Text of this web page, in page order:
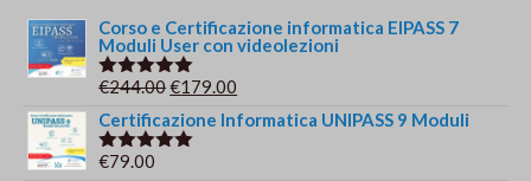
Corso e Certificazione informatica EIPASS 7
Moduli User con videolezioni
Valutato
€244.00Il
prezzo
originale
€179.00
prezzo
Certificazione Informatica UNIPASS 9 Moduli
Valutato
€79.00